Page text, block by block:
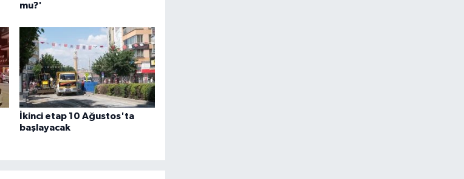
mu?'
İkinci etap 10 Ağustos'ta
başlayacak